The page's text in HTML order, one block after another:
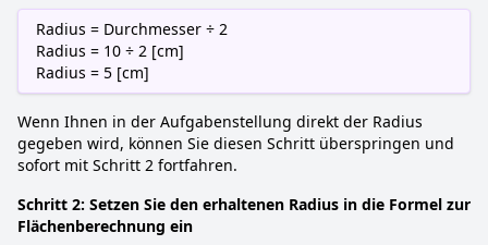
Radius = Durchmesser ÷ 2
Radius = 10 ÷ 2 [cm]
Radius = 5 [cm]
Wenn Ihnen in der Aufgabenstellung direkt der Radius
gegeben wird, können Sie diesen Schritt überspringen und
sofort mit Schritt 2 fortfahren.
Schritt 2: Setzen Sie den erhaltenen Radius in die Formel zur
Flächenberechnung ein